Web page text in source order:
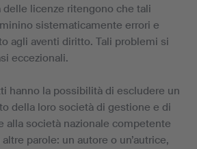
licenze ritengono che tali
sistematicamente errori e
agli aventi diritto. Tali problemi si
eccezionali.
hanno la possibilità di escludere un
della loro società di gestione e di
alla società nazionale competente
parole: un autore o un’autrice,